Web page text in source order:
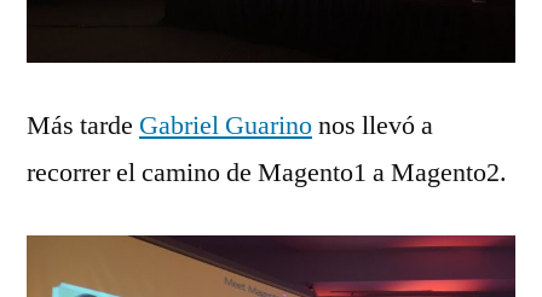
Más tarde Gabriel Guarinonos llevó a
recorrer el camino de Magento1 a Magento2.